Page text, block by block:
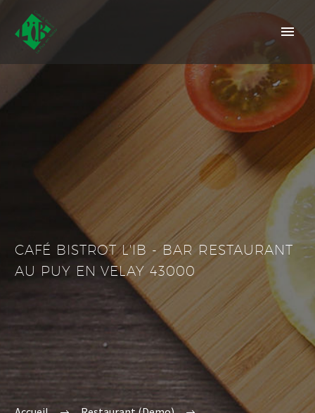
CAFÉ BISTROT L'IB - BAR RESTAURANT
AU PUY EN VELAY 43000